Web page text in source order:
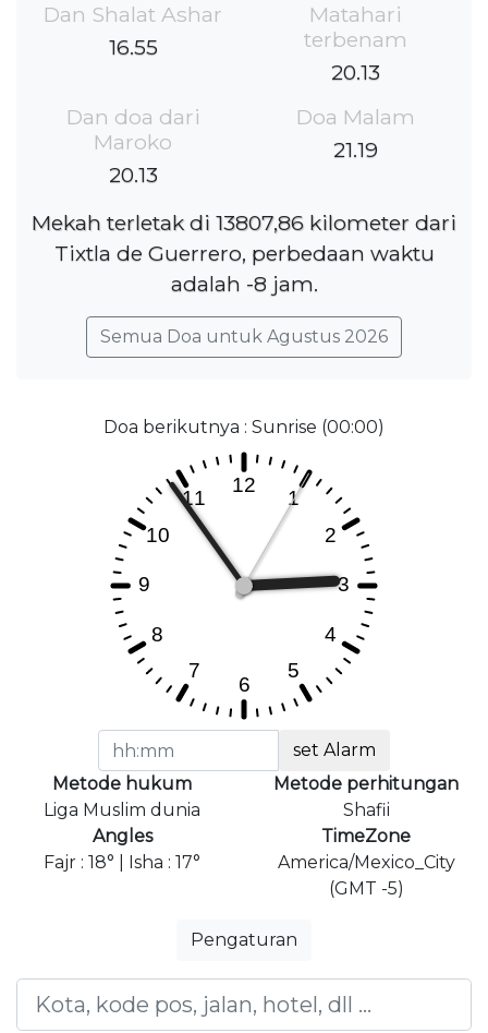
Dan Shalat Ashar
16.55
Matahari
terbenam
20.13
Dan doa dari
Maroko
20.13
Doa Malam
21.19
Mekah terletak di 13807,86 kilometer dari
Tixtla de Guerrero, perbedaan waktu
adalah -8 jam.
Semua Doa untuk Agustus 2026
Doa berikutnya : Sunrise (00:00)
set Alarm
Metode hukum
Liga Muslim dunia
Metode perhitungan
Shafii
Angles
Fajr : 18° | Isha : 17°
TimeZone
America/Mexico_City
(GMT -5)
Pengaturan